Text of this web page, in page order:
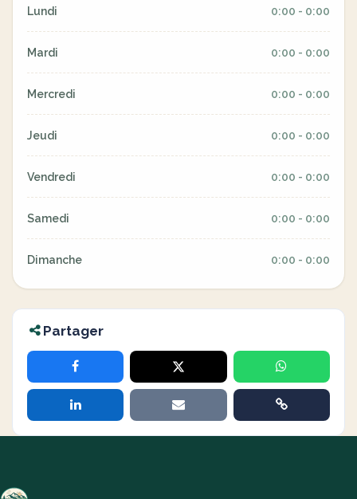
Lundi 0:00 - 0:00
Mardi 0:00 - 0:00
Mercredi 0:00 - 0:00
Jeudi 0:00 - 0:00
Vendredi 0:00 - 0:00
Samedi 0:00 - 0:00
Dimanche 0:00 - 0:00
Partager